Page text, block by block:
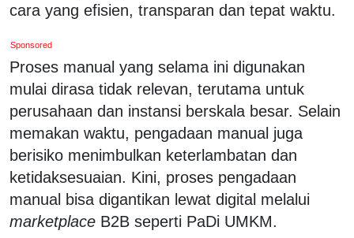
cara yang efisien, transparan dan tepat waktu.
Sponsored
Proses manual yang selama ini digunakan
mulai dirasa tidak relevan, terutama untuk
perusahaan dan instansi berskala besar. Selain
memakan waktu, pengadaan manual juga
berisiko menimbulkan keterlambatan dan
ketidaksesuaian. Kini, proses pengadaan
manual bisa digantikan lewat digital melalui
marketplace B2B seperti PaDi UMKM.